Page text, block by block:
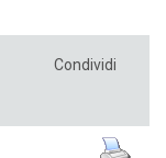
Condividi